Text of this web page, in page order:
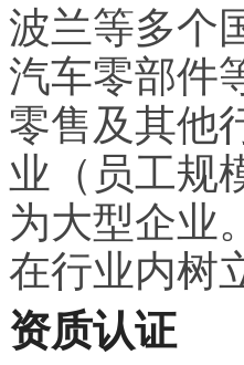
波兰等多个
汽车零部件
零售及其他
业（员工规
为大型企业
在行业内树
资质认证